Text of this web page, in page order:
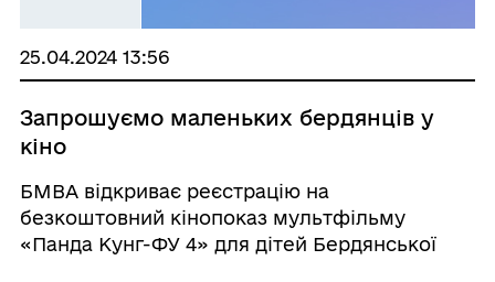
25.04.2024 13:56
Запрошуємо маленьких бердянців у
кіно
БМВА відкриває реєстрацію на
безкоштовний кінопоказ мультфільму
«Панда Кунг-ФУ 4» для дітей Бердянської